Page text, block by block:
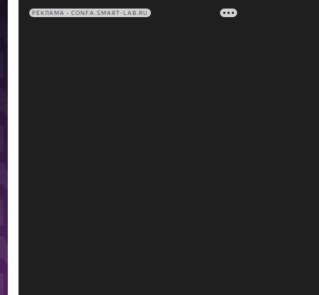
РЕКЛАМА • CONFA.SMART-LAB.RU